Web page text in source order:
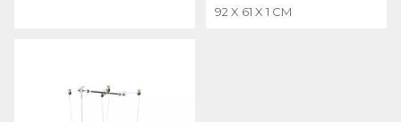
92 X 61 X 1 CM